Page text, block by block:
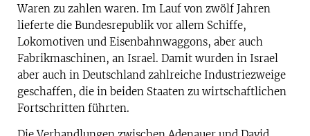
Waren zu zahlen waren. Im Lauf von zwölf Jahren
lieferte die Bundesrepublik vor allem Schiffe,
Lokomotiven und Eisenbahnwaggons, aber auch
Fabrikmaschinen, an Israel. Damit wurden in Israel
aber auch in Deutschland zahlreiche Industriezweige
geschaffen, die in beiden Staaten zu wirtschaftlichen
Fortschritten führten.